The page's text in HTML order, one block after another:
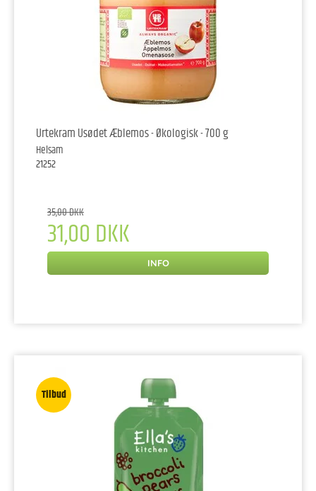
Urtekram Usødet Æblemos - Økologisk - 700 g
Helsam
21252
35,00 DKK
31,00 DKK
INFO
Tilbud